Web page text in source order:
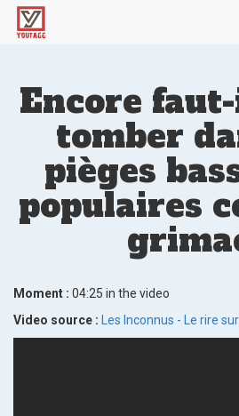
Encore
tomber
pièges
populaires
Moment : 04:25 in the video
Video source :
Les Inconnus - Le rire